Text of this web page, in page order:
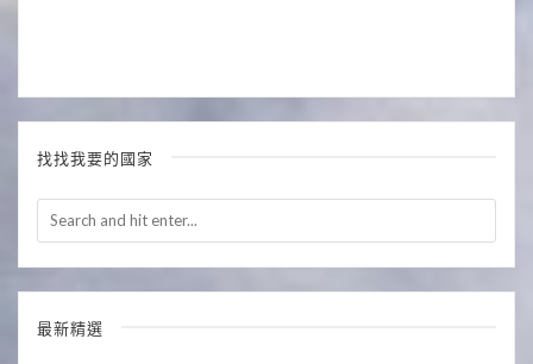
找找我要的國家
最新精選